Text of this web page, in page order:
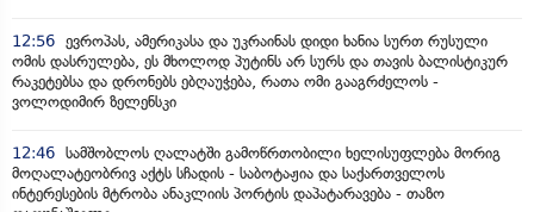
12:56 ევროპას, ამერიკასა და უკრაინას დიდი ხანია სურთ რუსული
ომის დასრულება, ეს მხოლოდ პუტინს არ სურს და თავის ბალისტიკურ
რაკეტებსა და დრონებს ებღაუჭება, რათა ომი გააგრძელოს -
ვოლოდიმირ ზელენსკი
12:46 სამშობლოს ღალატში გამოწრთობილი ხელისუფლება მორიგ
მოღალატეობრივ აქტს სჩადის - საბოტაჟია და საქართველოს
ინტერესების მტრობა ანაკლიის პორტის დაპატარავება - თაზო